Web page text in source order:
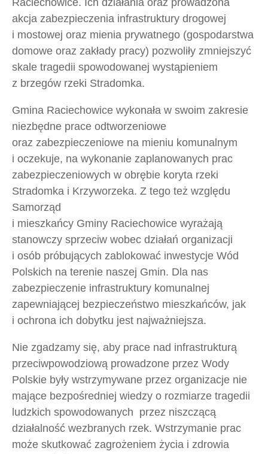
Raciechowice. Ich działania oraz prowadzona
akcja zabezpieczenia infrastruktury drogowej
i mostowej oraz mienia prywatnego (gospodarstwa
domowe oraz zakłady pracy) pozwoliły zmniejszyć
skale tragedii spowodowanej wystąpieniem
z brzegów rzeki Stradomka.
Gmina Raciechowice wykonała w swoim zakresie
niezbędne prace odtworzeniowe
oraz zabezpieczeniowe na mieniu komunalnym
i oczekuje, na wykonanie zaplanowanych prac
zabezpieczeniowych w obrębie koryta rzeki
Stradomka i Krzyworzeka. Z tego też względu
Samorząd
i mieszkańcy Gminy Raciechowice wyrażają
stanowczy sprzeciw wobec działań organizacji
i osób próbujących zablokować inwestycje Wód
Polskich na terenie naszej Gmin. Dla nas
zabezpieczenie infrastruktury komunalnej
zapewniającej bezpieczeństwo mieszkańców, jak
i ochrona ich dobytku jest najważniejsza.
Nie zgadzamy się, aby prace nad infrastrukturą
przeciwpowodziową prowadzone przez Wody
Polskie były wstrzymywane przez organizacje nie
mające bezpośredniej wiedzy o rozmiarze tragedii
ludzkich spowodowanych przez niszczącą
działalność wezbranych rzek. Wstrzymanie prac
może skutkować zagrożeniem życia i zdrowia